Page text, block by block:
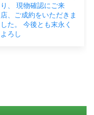
り、 現物確認にご来
店、ご成約をいただきま
した。 今後とも末永く
よろし